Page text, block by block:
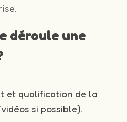
déroule une
et qualification de la
si possible).